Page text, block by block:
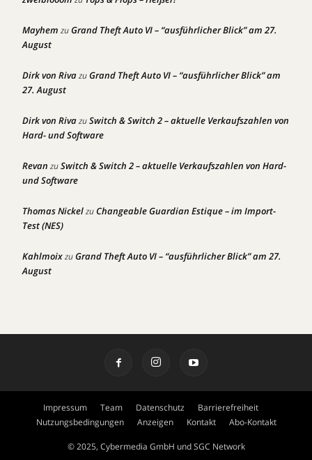
Mayhem zuGrand Theft Auto VI – “ausführlicher Blick” am 27.
August
Dirk von RivazuGrand Theft Auto VI – “ausführlicher Blick” am
27. August
Dirk von RivazuSwitch & Switch 2 – aktuelle Verkaufszahlen von
Hard- und Software
Revan zuSwitch & Switch 2 – aktuelle Verkaufszahlen von Hard-
und Software
Thomas NickelzuChangeable Guardian Estique – im Import-
Test (NES)
KahlmoixzuGrand Theft Auto VI – “ausführlicher Blick” am 27.
August
Impressum Team Datenschutz
Barrierefreiheit
Nutzungsbedingungen
Anzeigen Kontakt Abo-Kontakt
© 2025, Cybermedia GmbH und SGC Network